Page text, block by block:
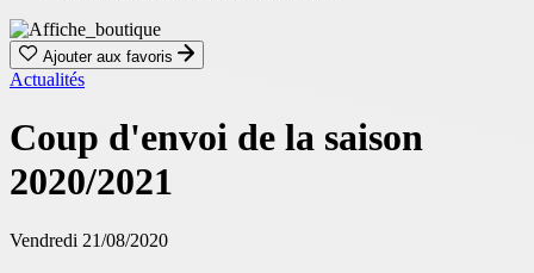
Ajouter aux favoris
Actualités
Coup d'envoi de la saison
2020/2021
Vendredi 21/08/2020